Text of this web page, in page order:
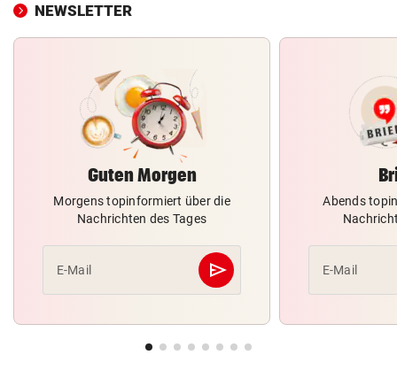
NEWSLETTER
Guten Morgen
Morgens topinformiert über die
Nachrichten des Tages
E-Mail send
Abschicken
Abends
E-Mail